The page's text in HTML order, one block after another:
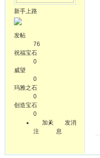
新手上路
发帖
76
祝福宝石
0
威望
0
玛雅之石
0
创造宝石
0
加关
注
发消
息